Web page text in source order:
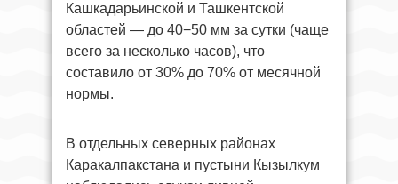
Кашкадарьинской и Ташкентской
областей — до 40−50 мм за сутки (чаще
всего за несколько часов), что
составило от 30% до 70% от месячной
нормы.
В отдельных северных районах
Каракалпакстана и пустыни Кызылкум